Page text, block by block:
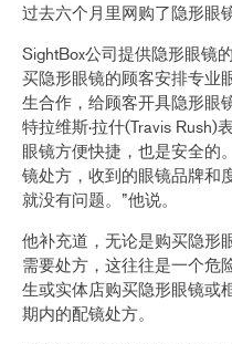
过去六个月里网购了隐形眼镜
SightBox公司提供隐形眼镜
买隐形眼镜的顾客安排专业
生合作，给顾客开具隐形眼
特拉维斯·拉什(Travis
眼镜方便快捷，也是安全的
镜处方，收到的眼镜品牌和
就没有问题。”他说。
他补充道，无论是购买隐形
需要处方，这往往是一个危
生或实体店购买隐形眼镜或
期内的配镜处方。